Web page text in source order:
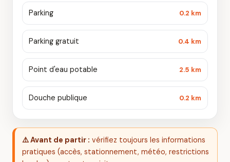
Parking 0.2 km
Parking gratuit 0.4 km
Point d'eau potable 2.5 km
Douche publique 0.2 km
⚠️ Avant de partir : vérifiez toujours les informations
pratiques (accès, stationnement, météo, restrictions